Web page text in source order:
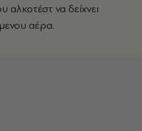
να δείχνει
αέρα.